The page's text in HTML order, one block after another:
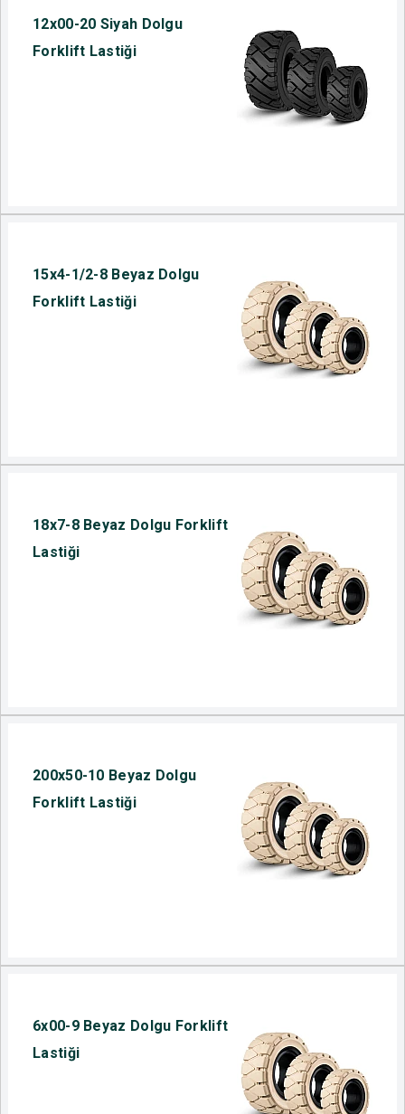
12x00-20 Siyah Dolgu
Forklift Lastiği
15x4-1/2-8 Beyaz Dolgu
Forklift Lastiği
18x7-8 Beyaz Dolgu Forklift
Lastiği
200x50-10 Beyaz Dolgu
Forklift Lastiği
6x00-9 Beyaz Dolgu Forklift
Lastiği